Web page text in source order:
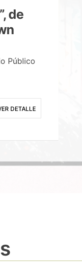
de
Público
DETALLE